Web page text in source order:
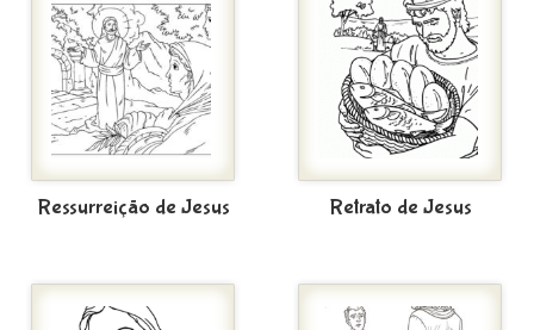
Ressurreição de Jesus Retrato de Jesus